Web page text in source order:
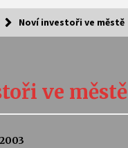
a Sukuba Ensemble
2026
na integrační festival
šedesátka: 28. 7.–1. 8.
Noví investoři ve městě
ve městě